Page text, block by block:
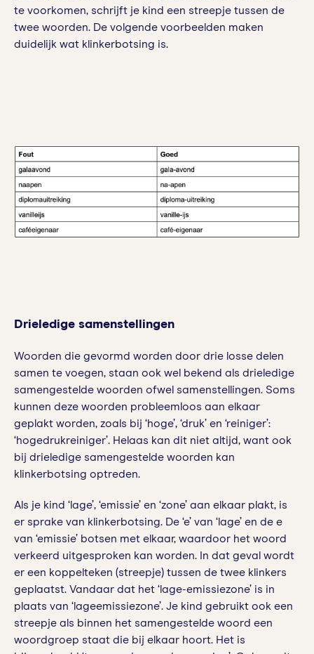
te voorkomen, schrijft je kind een streepje tussen de
twee woorden. De volgende voorbeelden maken
duidelijk wat klinkerbotsing is.
Drieledige samenstellingen
Woorden die gevormd worden door drie losse delen
samen te voegen, staan ook wel bekend als drieledige
samengestelde woorden ofwel samenstellingen. Soms
kunnen deze woorden probleemloos aan elkaar
geplakt worden, zoals bij ‘hoge’, ‘druk’ en ‘reiniger’:
‘hogedrukreiniger’. Helaas kan dit niet altijd, want ook
bij drieledige samengestelde woorden kan
klinkerbotsing optreden.
Als je kind ‘lage’, ‘emissie’ en ‘zone’ aan elkaar plakt, is
er sprake van klinkerbotsing. De ‘e’ van ‘lage’ en de e
van ‘emissie’ botsen met elkaar, waardoor het woord
verkeerd uitgesproken kan worden. In dat geval wordt
er een koppelteken (streepje) tussen de twee klinkers
geplaatst. Vandaar dat het ‘lage-emissiezone’ is in
plaats van ‘lageemissiezone’. Je kind gebruikt ook een
streepje als binnen het samengestelde woord een
woordgroep staat die bij elkaar hoort. Het is